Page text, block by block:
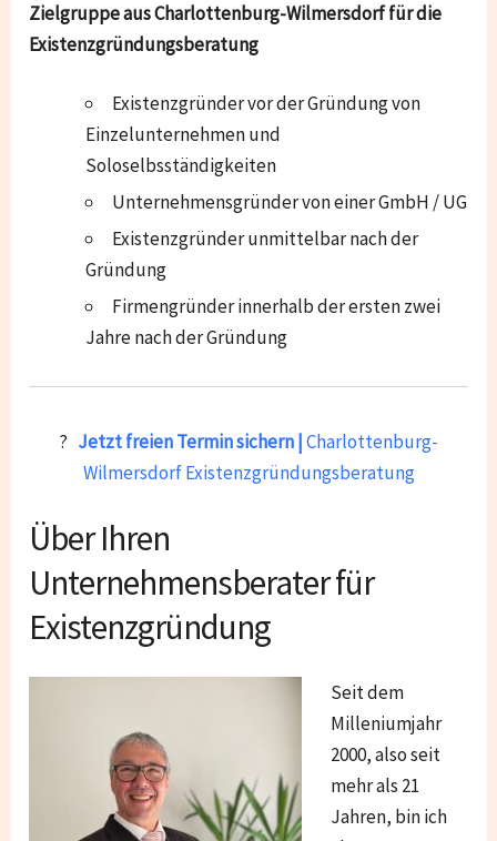
Zielgruppe aus Charlottenburg-Wilmersdorf für die
Existenzgründungsberatung
Existenzgründer vor der Gründung von
Einzelunternehmen und
Soloselbsständigkeiten
Unternehmensgründer von einer GmbH / UG
Existenzgründer unmittelbar nach der
Gründung
Firmengründer innerhalb der ersten zwei
Jahre nach der Gründung
? Jetzt freien Termin sichern |Charlottenburg-
WilmersdorfExistenzgründungsberatung
Über Ihren
Unternehmensberater für
Existenzgründung
Seit dem
Milleniumjahr
2000, also seit
mehr als 21
Jahren, bin ich